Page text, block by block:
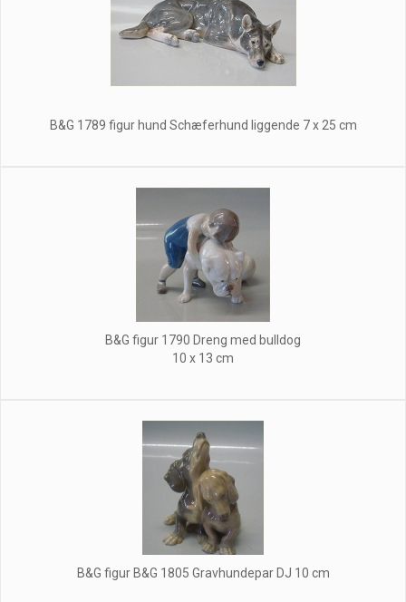
B&G 1789 figur hund Schæferhund liggende 7 x 25 cm
B&G figur 1790 Dreng med bulldog
10 x 13 cm
B&G figur B&G 1805 Gravhundepar DJ 10 cm